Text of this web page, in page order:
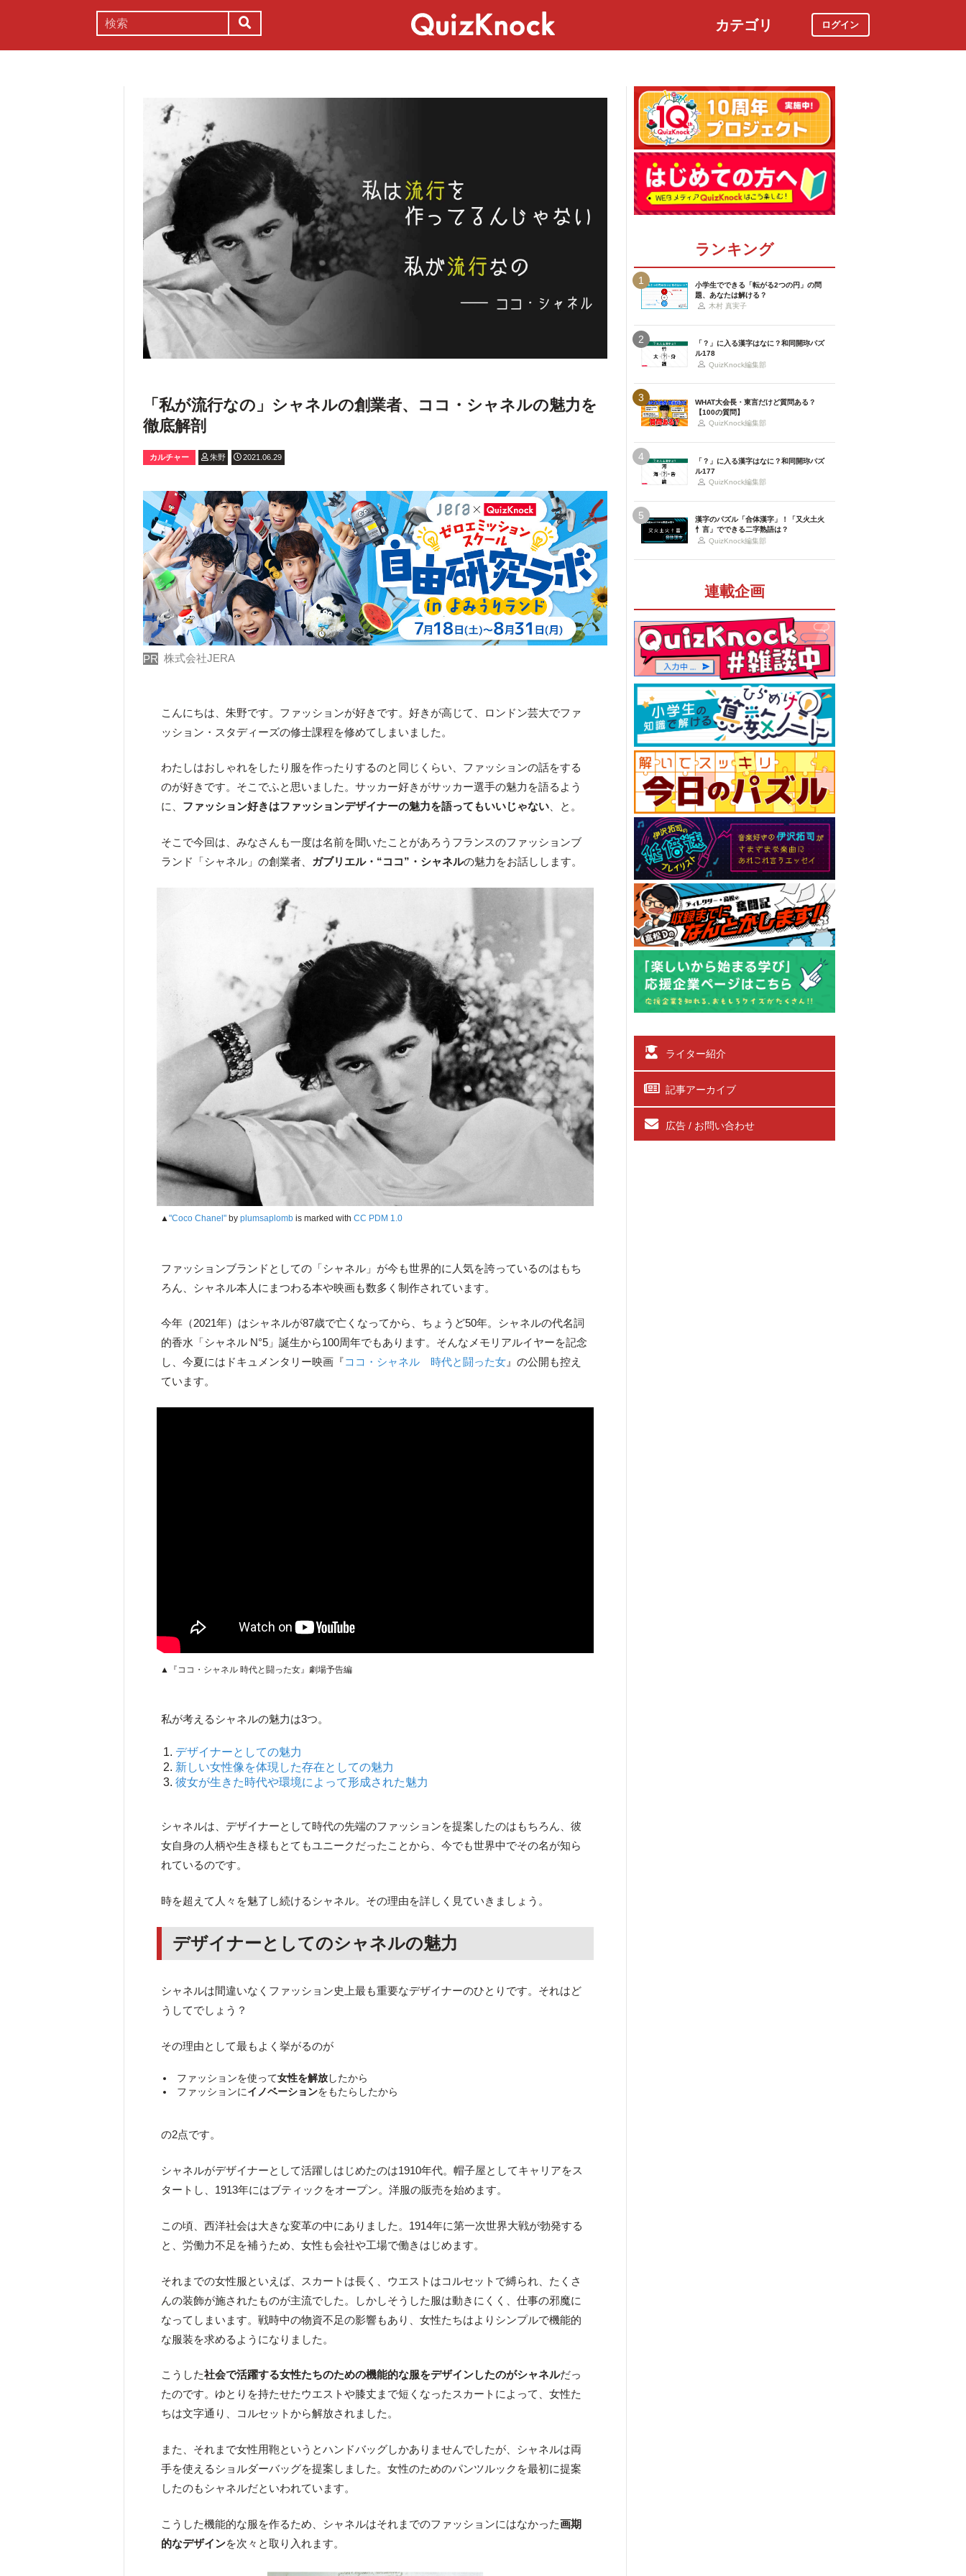
カテゴリ ログイン
「私が流行なの」シャネルの創業者、ココ・シャネルの魅力を
徹底解剖
カルチャー 朱野 2021.06.29
PR 株式会社JERA
こんにちは、朱野です。ファッションが好きです。好きが高じて、ロンドン芸大でファ
ッション・スタディーズの修士課程を修めてしまいました。
わたしはおしゃれをしたり服を作ったりするのと同じくらい、ファッションの話をする
のが好きです。そこでふと思いました。サッカー好きがサッカー選手の魅力を語るよう
に、 ファッション好きはファッションデザイナーの魅力を語ってもいいじゃない 、と。
そこで今回は、みなさんも一度は名前を聞いたことがあろうフランスのファッションブ
ランド「シャネル」の創業者、
ガブリエル・“ココ”・シャネルの魅力をお話しします。
▲"Coco Chanel" byplumsaplomb is marked withCC PDM 1.0
ファッションブランドとしての「シャネル」が今も世界的に人気を誇っているのはもち
ろん、シャネル本人にまつわる本や映画も数多く制作されています。
今年（2021年）はシャネルが87歳で亡くなってから、ちょうど50年。シャネルの代名詞
的香水「シャネル N°5」誕生から100周年でもあります。そんなメモリアルイヤーを記念
し、今夏にはドキュメンタリー映画『ココ・シャネル 時代と闘った女』の公開も控え
ています。
▲『ココ・シャネル 時代と闘った女』劇場予告編
私が考えるシャネルの魅力は3つ。
デザイナーとしての魅力
新しい女性像を体現した存在としての魅力
彼女が生きた時代や環境によって形成された魅力
シャネルは、デザイナーとして時代の先端のファッションを提案したのはもちろん、彼
女自身の人柄や生き様もとてもユニークだったことから、今でも世界中でその名が知ら
れているのです。
時を超えて人々を魅了し続けるシャネル。その理由を詳しく見ていきましょう。
デザイナーとしてのシャネルの魅力
シャネルは間違いなくファッション史上最も重要なデザイナーのひとりです。それはど
うしてでしょう？
その理由として最もよく挙がるのが
ファッションを使って女性を解放したから
ファッションにイノベーションをもたらしたから
の2点です。
シャネルがデザイナーとして活躍しはじめたのは1910年代。帽子屋としてキャリアをス
タートし、1913年にはブティックをオープン。洋服の販売を始めます。
この頃、西洋社会は大きな変革の中にありました。1914年に第一次世界大戦が勃発する
と、労働力不足を補うため、女性も会社や工場で働きはじめます。
それまでの女性服といえば、スカートは長く、ウエストはコルセットで縛られ、たくさ
んの装飾が施されたものが主流でした。しかしそうした服は動きにくく、仕事の邪魔に
なってしまいます。戦時中の物資不足の影響もあり、女性たちはよりシンプルで機能的
な服装を求めるようになりました。
こうした社会で活躍する女性たちのための機能的な服をデザインしたのがシャネルだっ
たのです。ゆとりを持たせたウエストや膝丈まで短くなったスカートによって、女性た
ちは文字通り、コルセットから解放されました。
また、それまで女性用鞄というとハンドバッグしかありませんでしたが、シャネルは両
手を使えるショルダーバッグを提案しました。女性のためのパンツルックを最初に提案
したのもシャネルだといわれています。
こうした機能的な服を作るため、シャネルはそれまでのファッションにはなかった画期
的なデザインを次々と取り入れます。
ランキング
1
小学生でできる「転がる2つの円」の問
題、あなたは解ける？
木村 真実子
2
「？」に入る漢字はなに？和同開珎パズ
ル178
QuizKnock編集部
3
WHAT大会長・東言だけど質問ある？
【100の質問】
QuizKnock編集部
4
「？」に入る漢字はなに？和同開珎パズ
ル177
QuizKnock編集部
5
漢字のパズル「合体漢字」！「又火土火
忄言」でできる二字熟語は？
QuizKnock編集部
連載企画
ライター紹介
記事アーカイブ
広告 / お問い合わせ